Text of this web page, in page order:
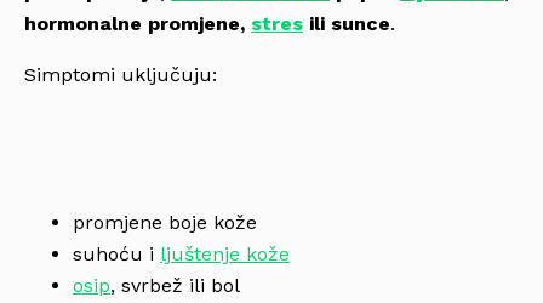
hormonalne promjene, stres ili sunce.
Simptomi uključuju:
promjene boje kože
suhoću i ljuštenje kože
osip, svrbež ili bol